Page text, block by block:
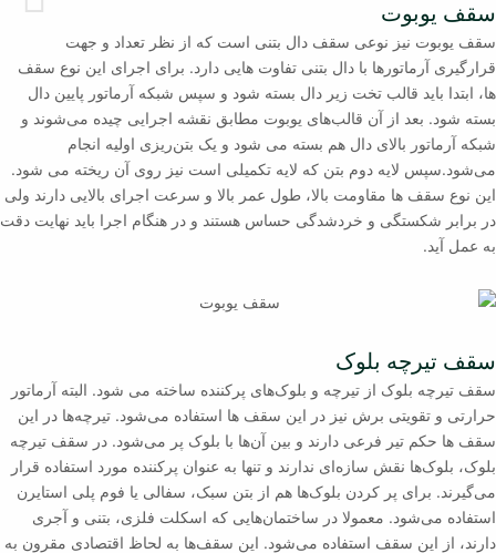
سقف یوبوت
سقف یوبوت نیز نوعی سقف دال بتنی است که از نظر تعداد و جهت
قرارگیری آرماتورها با دال بتنی تفاوت هایی دارد. برای اجرای این نوع سقف
ها، ابتدا باید قالب تخت زیر دال بسته شود و سپس شبکه آرماتور پایین دال
بسته شود. بعد از آن قالب‌های یوبوت مطابق نقشه اجرایی چیده می‌شوند و
شبکه آرماتور بالای دال هم بسته می شود و یک بتن‌ریزی اولیه انجام
می‌شود.سپس لایه دوم بتن که لایه تکمیلی است نیز روی آن ریخته می شود.
این نوع سقف ها مقاومت بالا، طول عمر بالا و سرعت اجرای بالایی دارند ولی
در برابر شکستگی و خردشدگی حساس هستند و در هنگام اجرا باید نهایت دقت
به عمل آید.
سقف تیرچه بلوک
سقف تیرچه بلوک از تیرچه و بلوک‌های پرکننده ساخته می شود. البته آرماتور
حرارتی و تقویتی برش نیز در این سقف ها استفاده می‌شود. تیرچه‌ها در این
سقف ها حکم تیر فرعی دارند و بین آن‌ها با بلوک پر می‌شود. در سقف تیرچه
بلوک، بلوک‌ها نقش سازه‌ای ندارند و تنها به عنوان پرکننده مورد استفاده قرار
می‌گیرند. برای پر کردن بلوک‌ها هم از بتن سبک، سفالی یا فوم پلی استایرن
استفاده می‌شود. معمولا در ساختمان‌هایی که اسکلت فلزی، بتنی و آجری
دارند، از این سقف استفاده می‌شود. این سقف‌ها به لحاظ اقتصادی مقرون به